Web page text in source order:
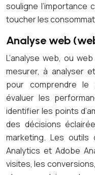
souligne l’importance
toucher les
Analyse web
L’analyse web, ou
mesurer, à analyser
pour comprendre le
évaluer les
identifier les points
des décisions
marketing. Les outils
Analytics et Adobe
visites, les